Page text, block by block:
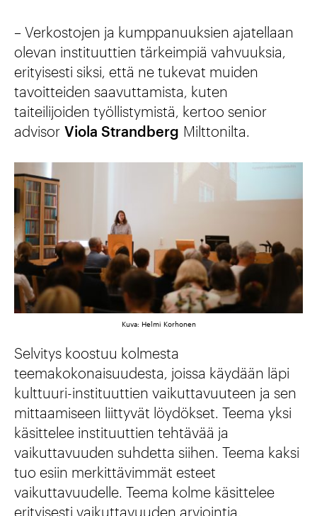
– Verkostojen ja kumppanuuksien ajatellaan
olevan instituuttien tärkeimpiä vahvuuksia,
erityisesti siksi, että ne tukevat muiden
tavoitteiden saavuttamista, kuten
taiteilijoiden työllistymistä, kertoo senior
advisor Viola Strandberg Milttonilta.
Kuva: Helmi Korhonen
Selvitys koostuu kolmesta
teemakokonaisuudesta, joissa käydään läpi
kulttuuri-instituuttien vaikuttavuuteen ja sen
mittaamiseen liittyvät löydökset. Teema yksi
käsittelee instituuttien tehtävää ja
vaikuttavuuden suhdetta siihen. Teema kaksi
tuo esiin merkittävimmät esteet
vaikuttavuudelle. Teema kolme käsittelee
erityisesti vaikuttavuuden arviointia,